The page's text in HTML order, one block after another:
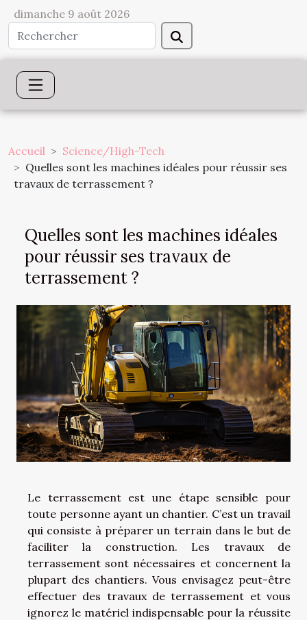
dimanche 9 août 2026
Accueil
Science/High-Tech
Quelles sont les machines idéales pour réussir ses
travaux de terrassement ?
Quelles sont les machines idéales
pour réussir ses travaux de
terrassement ?
Le terrassement est une étape sensible pour
toute personne ayant un chantier. C’est un travail
qui consiste à préparer un terrain dans le but de
faciliter la construction. Les travaux de
terrassement sont nécessaires et concernent la
plupart des chantiers. Vous envisagez peut-être
effectuer des travaux de terrassement et vous
ignorez le matériel indispensable pour la réussite